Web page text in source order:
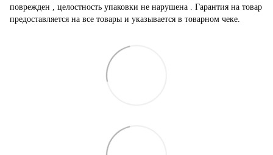
поврежден , целостность упаковки не нарушена . Гарантия на товар
предоставляется на все товары и указывается в товарном чеке.